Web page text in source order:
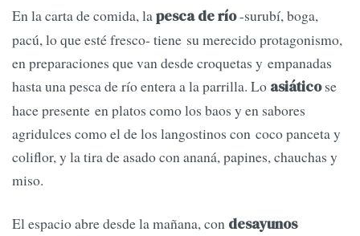
En la carta de comida, lapesca de río-surubí, boga,
pacú, lo que esté fresco- tiene su merecido protagonismo,
en preparaciones que van desde croquetas y empanadas
hasta una pesca de río entera a la parrilla. Lo asiáticose
hace presente en platos como los baos y en sabores
agridulces como el de los langostinos con coco panceta y
coliflor, y la tira de asado con ananá, papines, chauchas y
miso.
El espacio abre desde la mañana, con desayunos